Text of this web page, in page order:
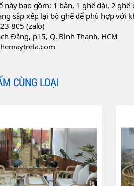
này bao gồm: 1 bàn, 1 ghế dài, 2
sắp xếp lại bộ ghế để phù hợp với
805 (zalo)
Đằng, p15, Q. Bình Thạnh, HCM
CÙNG LOẠI